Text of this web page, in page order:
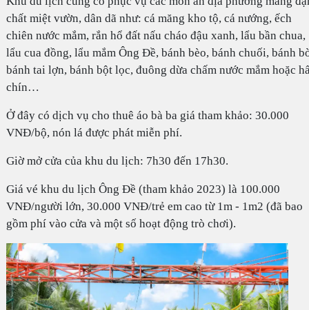
chất miệt vườn, dân dã như: cá măng kho tộ, cá nướng, ếch
chiên nước mắm, rắn hổ đất nấu cháo đậu xanh, lẩu bần chua,
lẩu cua đồng, lẩu mắm Ông Đề, bánh bèo, bánh chuối, bánh
bánh tai lợn, bánh bột lọc, đuông dừa chấm nước mắm hoặc
chín…
Ở đây có dịch vụ cho thuê áo bà ba giá tham khảo: 30.000
VNĐ/bộ, nón lá được phát miễn phí.
Giờ mở cửa của khu du lịch: 7h30 đến 17h30.
Giá vé khu du lịch Ông Đề (tham khảo 2023) là 100.000
VNĐ/người lớn, 30.000 VNĐ/trẻ em cao từ 1m - 1m2 (đã bao
gồm phí vào cửa và một số hoạt động trò chơi).